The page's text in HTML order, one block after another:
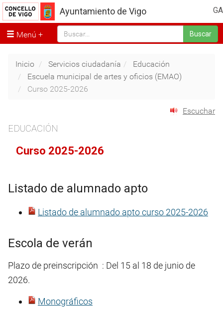
GA
Ayuntamiento de Vigo
Menú Buscar
Inicio Servicios ciudadanía
Educación
Escuela municipal de artes y oficios (EMAO)
Curso 2025-2026
Escuchar
EDUCACIÓN
Curso 2025-2026
Listado de alumnado apto
Listado de alumnado apto curso 2025-2026
Escola de verán
Plazo de preinscripción : Del 15 al 18 de junio de
2026.
Monográficos